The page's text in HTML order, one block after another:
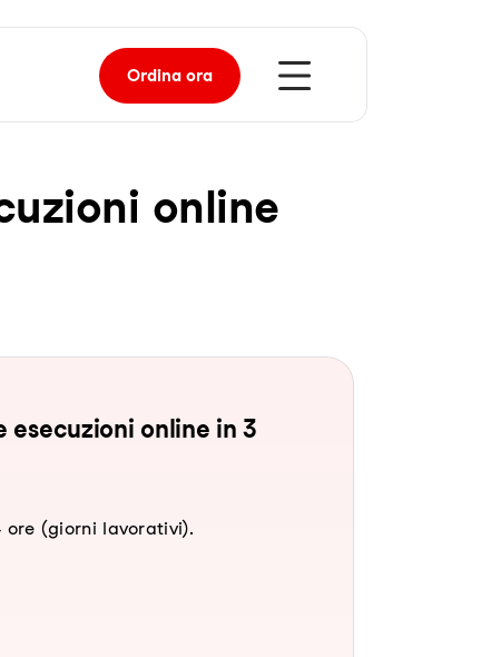
Ordinaora
on­line
online in 3
(giorni lavorativi).